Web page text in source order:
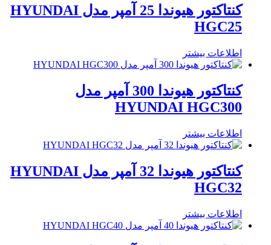
کنتاکتور هیوندا 25 آمپر مدل HYUNDAI
HGC25
اطلاعات بیشتر
کنتاکتور هیوندا 300 آمپر مدل
HYUNDAI HGC300
اطلاعات بیشتر
کنتاکتور هیوندا 32 آمپر مدل HYUNDAI
HGC32
اطلاعات بیشتر